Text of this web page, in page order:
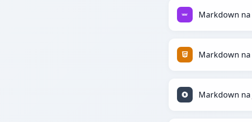
Markdown na
Markdown na
Markdown na